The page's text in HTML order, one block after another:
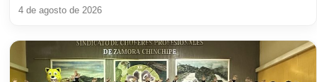
4 de agosto de 2026